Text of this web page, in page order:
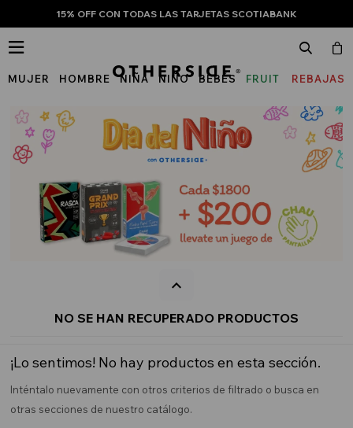
15% OFF CON TODAS LAS TARJETAS SCOTIABANK
MUJER HOMBRE NIÑA NIÑO BEBÉS
FRUIT
THE
LOOM
REBAJAS

NO SE HAN RECUPERADO PRODUCTOS
¡Lo sentimos! No hay productos en esta sección.
Inténtalo nuevamente con otros criterios de filtrado o busca en
otras secciones de nuestro catálogo.